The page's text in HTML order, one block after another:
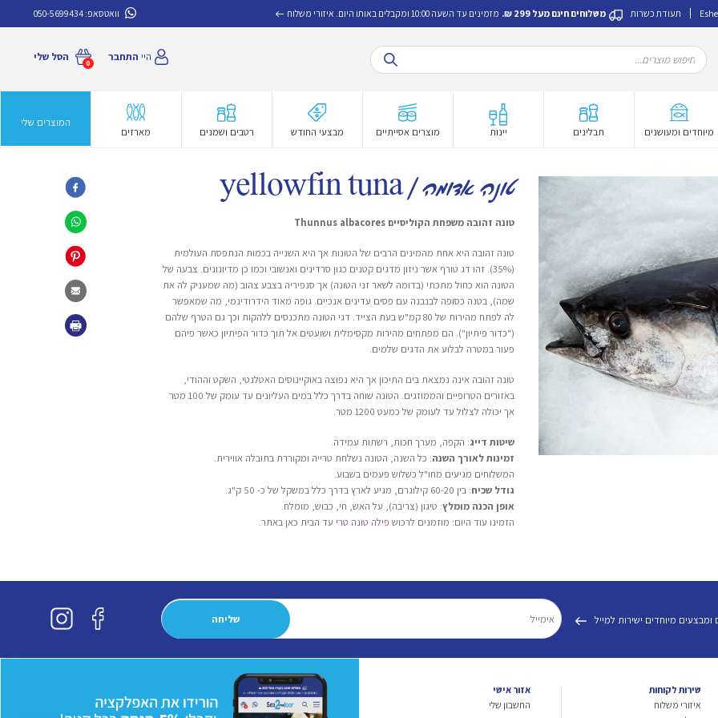
תעודת כשרות משלוחים חינם מעל 299 ₪. מזמינים עד השעה 10:00 ומקבלים באותו היום. איזורי משלוח וואטסאפ: 050-5699434
הסל שלי 0 היי התחבר
Products
search
מיוחדים ומעושנים תבלינים יינות מוצרים אסייתיים מבצעי החודש רטבים ושמנים מארזים
המוצרים שלי
טונה אדומה | yellowfin tuna
טונה זהובה משפחת הקוליסיים Thunnus albacores
טונה זהובה היא אחת מהמינים הרבים של הטונות אך היא השנייה בכמות הנתפסת העולמית
(35%). זהו דג טורף אשר ניזון מדגים קטנים כגון סרדינים ואנשובי וכמו כן מדיונונים. צבעה של
הטונה הוא כחול מתכתי (בדומה לשאר זני הטונה) אך סנפיריה בצבע צהוב (מה שמעניק לה את
שמה), בטנה כסופה לבנבנה עם פסים עדינים אנכיים. גופה מאוד הידרודינמי, מה שמאפשר
לה לפתח מהירות של 80 קמ"ש בעת הצייד. דגי הטונה מתכנסים ללהקות וכך גם הטרף שלהם
("כדור פיתיון"). הם מפתחים מהירות מקסימלית ושועטים אל תוך כדור הפיתיון כאשר פיהם
פעור במטרה לבלוע את הדגים שלמים.
טונה זהובה אינה נמצאת בים התיכון אך היא נפוצה באוקיינוסים האטלנטי, השקט וההודי,
באזורים הטרופיים והממוזגים. הטונה שוחה בדרך כלל במים העליונים עד עומק של 100 מטר
אך יכולה לצלול עד לעומק של כמעט 1200 מטר.
שיטות דייג: הקפה, מערך חכות, רשתות עמידה.
זמינות לאורך השנה: כל השנה, הטונה נשלחת טרייה ומקוררת בתובלה אווירית.
המשלוחים מגיעים מחו"ל כשלוש פעמים בשבוע.
גודל שכיח: בין 60-20 קילוגרם, מגיע לארץ בדרך כלל במשקל של כ- 50 ק"ג.
אופן הכנה מומלץ: טיגון (צריבה), על האש, חי, כבוש, מומלח.
הזמינו עוד היום: מוזמנים לרכוש פילה טונה טרי עד הבית כאן באתר.
ומבצעים מיוחדים ישירות למייל
שירות לקוחות
איזורי משלוח
אזור אישי
החשבון שלי